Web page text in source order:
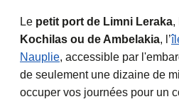
Le petit port de Limni Leraka,
Kochilas ou de Ambelakia, l’
Nauplie, accessible par
de seulement une dizaine de
occuper vos journées pour un